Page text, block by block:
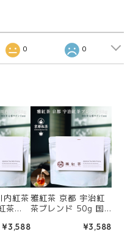
0 0
内紅茶
茶
園ごと
¥3,588
雅紅茶 京都 宇治紅
茶ブレンド 50g 国
ティー ミルクティー
¥3,588